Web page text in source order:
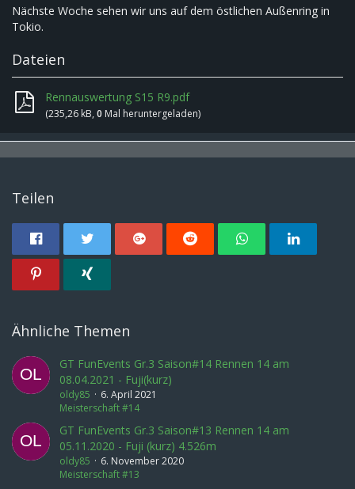
Nächste Woche sehen wir uns auf dem östlichen Außenring in
Tokio.
Dateien
Rennauswertung S15 R9.pdf
(235,26 kB, 0 Mal heruntergeladen)
Teilen
Ähnliche Themen
GT FunEvents Gr.3 Saison#14 Rennen 14 am
08.04.2021 - Fuji(kurz)
oldy85
6. April 2021
Meisterschaft #14
GT FunEvents Gr.3 Saison#13 Rennen 14 am
05.11.2020 - Fuji (kurz) 4.526m
oldy85
6. November 2020
Meisterschaft #13